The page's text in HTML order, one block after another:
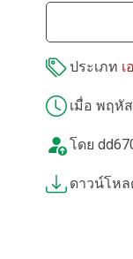
ประเภท เ
เมื่อ พฤหั
โดย
ดาวน์โหล